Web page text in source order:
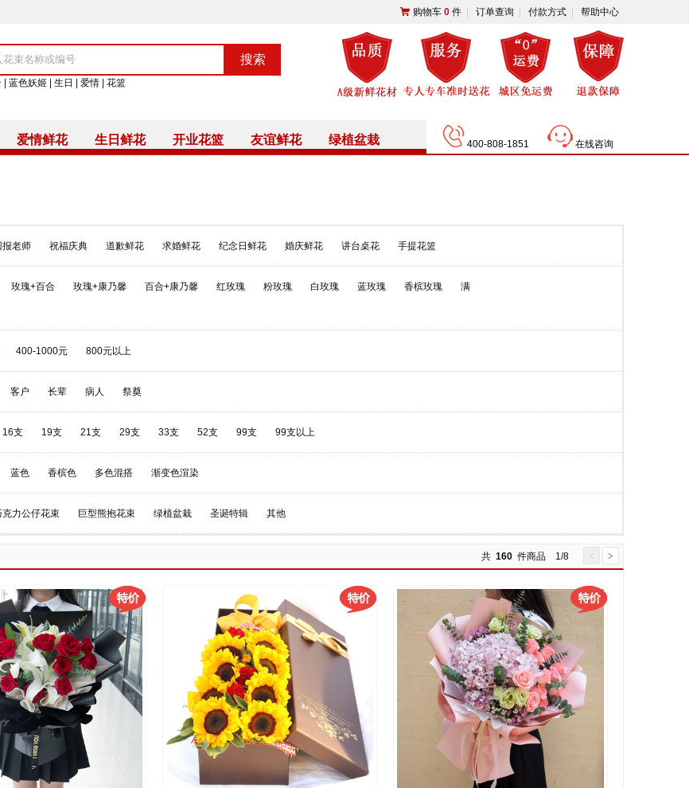
购物车 0 件 订单查询 付款方式 帮助中心
蓝色妖姬 生日 爱情 花篮
爱情鲜花 生日鲜花 开业花篮 友谊鲜花 绿植盆栽 400-808-1851 在线咨询
报老师 祝福庆典 道歉鲜花 求婚鲜花 纪念日鲜花 婚庆鲜花 讲台桌花 手提花篮
玫瑰+百合 玫瑰+康乃馨 百合+康乃馨 红玫瑰 粉玫瑰 白玫瑰 蓝玫瑰 香槟玫瑰 满
400-1000元 800元以上
客户 长辈 病人 祭奠
16支 19支 21支 29支 33支 52支 99支 99支以上
蓝色 香槟色 多色混搭 渐变色渲染
克力公仔花束 巨型熊抱花束 绿植盆栽 圣诞特辑 其他
共 160 件商品 1/8 < >